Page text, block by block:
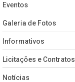
Eventos
Galeria de Fotos
Informativos
Licitações e Contratos
Notícias